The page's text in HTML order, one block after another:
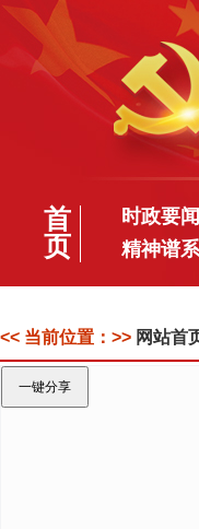
首
页
时政要闻
精神谱系
<< 当前位置：>> 网站首
一键分享